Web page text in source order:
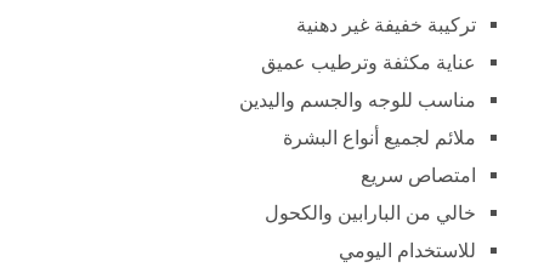
تركيبة خفيفة غير دهنية
عناية مكثفة وترطيب عميق
مناسب للوجه والجسم واليدين
ملائم لجميع أنواع البشرة
امتصاص سريع
خالي من البارابين والكحول
للاستخدام اليومي